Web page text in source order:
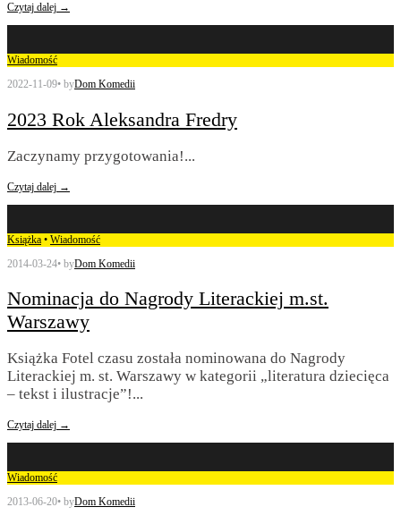
Czytaj dalej →
Wiadomość
2022-11-09• byDom Komedii
2023 Rok Aleksandra Fredry
Zaczynamy przygotowania!...
Czytaj dalej →
Książka • Wiadomość
2014-03-24• byDom Komedii
Nominacja do Nagrody Literackiej m.st.
Warszawy
Książka Fotel czasu została nominowana do Nagrody
Literackiej m. st. Warszawy w kategorii „literatura dziecięca
– tekst i ilustracje”!...
Czytaj dalej →
Wiadomość
2013-06-20• byDom Komedii